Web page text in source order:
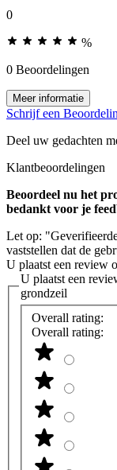
0
%
0 Beoordelingen
Meer informatie
Schrijf een
Deel uw gedachten
Klantbeoordelingen
Beoordeel nu het
bedankt voor je
Let op:
vaststellen dat de
U plaatst een review
U plaatst een
grondzeil
Overall rating:
Overall rating: